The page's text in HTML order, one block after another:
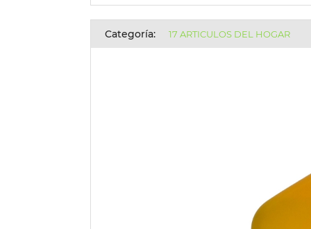
Categoría: 17 ARTICULOS DEL HOGAR